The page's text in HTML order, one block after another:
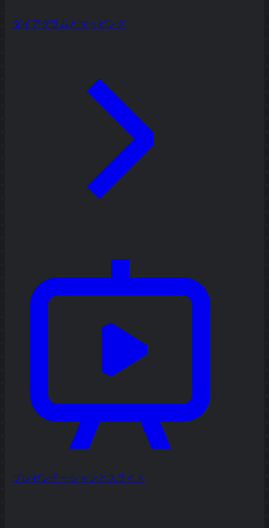
ダイアグラムとマッピング
プレゼンテーションとスライド